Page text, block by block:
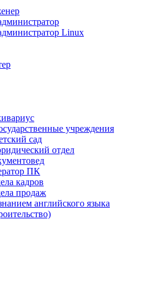
Linux
учреждения
сад
отдел
ПК
кадров
продаж
английского языка